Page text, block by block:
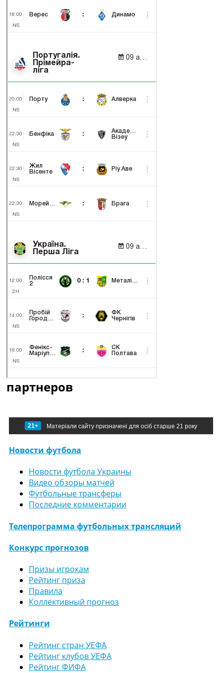
партнеров
21+ Матеріали сайту призначені для осіб старше 21 року
Новости футбола
Новости футбола Украины
Видео обзоры матчей
Футбольные трансферы
Последние комментарии
Телепрограмма футбольных трансляций
Конкурс прогнозов
Призы игрокам
Рейтинг приза
Правила
Коллективный прогноз
Рейтинги
Рейтинг стран УЕФА
Рейтинг клубов УЕФА
Рейтинг ФИФА